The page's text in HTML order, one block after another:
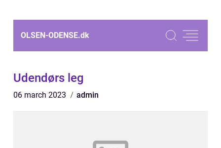
OLSEN-ODENSE.dk
Udendørs leg
06 march 2023 admin